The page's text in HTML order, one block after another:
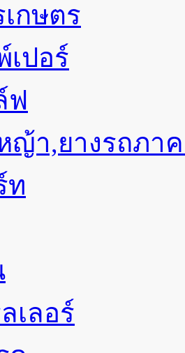
กษตร
เปอร์
ฟ
ญ้า,ยางรถภา
ท
เลอร์